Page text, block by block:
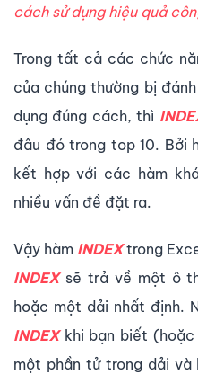
cách sử dụng hiệu quả
Trong tất cả các chức
của chúng thường bị
dụng đúng cách, thì
đâu đó trong top 10. Bởi
kết hợp với các hàm
nhiều vấn đề đặt ra.
Vậy hàm INDEXtrong
INDEXsẽ trả về một ô
hoặc một dải nhất định.
INDEXkhi bạn biết
một phần tử trong dải và